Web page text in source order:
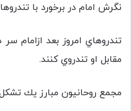
نگرش امام در برخورد با
تندروهاي امروز بعد ازامام
مقابل او تندروي كنند.
مجمع روحانيون مبارز يك